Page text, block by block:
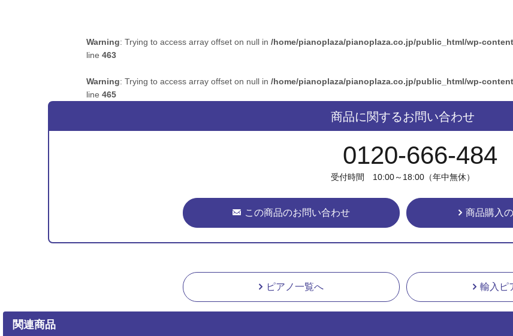
Warning: Trying to access array offset on null in /home/pianoplaza/pianoplaza.co.jp/public_html/wp-
line 463
Warning: Trying to access array offset on null in /home/pianoplaza/pianoplaza.co.jp/public_html/wp-
line 465
商品に関するお問い合わせ
0120-666-484
受付時間 10:00～18:00（年中無休）
この商品のお問い合わせ 商品購入
ピアノ一覧へ 輸入ピ
関連商品